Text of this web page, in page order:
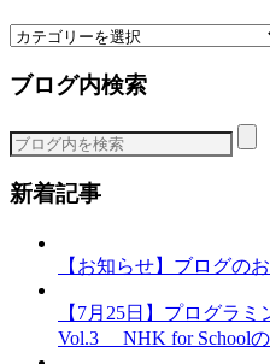
カ
ゴ
ー
ブログ内検索
新着記事
【お知らせ】ブログの
【7月25日】プログラ
Vol.3 NHK for Schoolの